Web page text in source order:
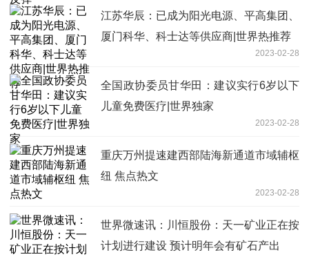
江苏华辰：已成为阳光电源、平高集团、
厦门科华、科士达等供应商|世界热推荐
2023-02-28
全国政协委员甘华田：建议实行6岁以下
儿童免费医疗|世界独家
2023-02-28
重庆万州提速建西部陆海新通道市域辅枢
纽 焦点热文
2023-02-28
世界微速讯：川恒股份：天一矿业正在按
计划进行建设 预计明年会有矿石产出